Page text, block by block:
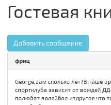
Гостевая
Добавить сообщение
фриц
George,вам сколько лет?В наше
спортклуба зависит от вождей
полюбят волейбол итдругое что